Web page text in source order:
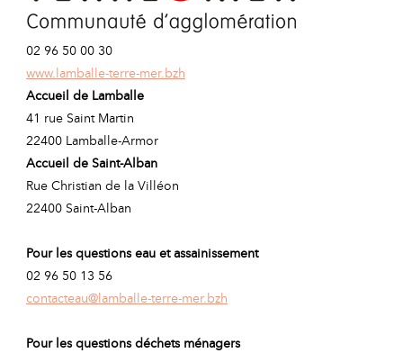
02 96 50 00 30
www.lamballe-terre-mer.bzh
Accueil de Lamballe
41 rue Saint Martin
22400 Lamballe-Armor
Accueil de Saint-Alban
Rue Christian de la Villéon
22400 Saint-Alban
Pour les questions eau et assainissement
02 96 50 13 56
contacteau@lamballe-terre-mer.bzh
Pour les questions déchets ménagers